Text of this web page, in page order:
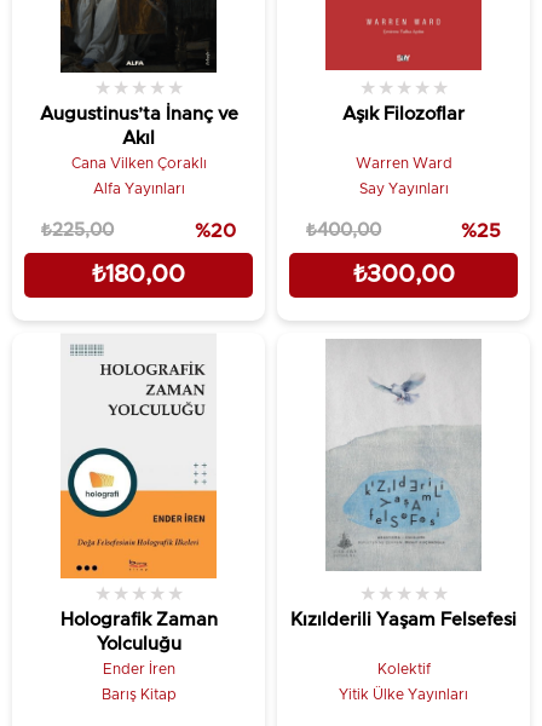
Augustinus’ta İnanç ve
Akıl
★ ★ ★ ★ ★
Cana Vilken Çoraklı
Alfa Yayınları
₺180,00
₺225,00 %20
Aşık Filozoflar
★ ★ ★ ★ ★
Warren Ward
Say Yayınları
₺300,00
₺400,00 %25
Holografik Zaman
Yolculuğu
★ ★ ★ ★ ★
Ender İren
Barış Kitap
Kızılderili Yaşam Felsefesi
★ ★ ★ ★ ★
Kolektif
Yitik Ülke Yayınları